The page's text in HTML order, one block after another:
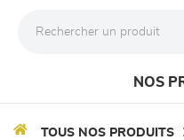
NOS
TOUS NOS PRODUITS